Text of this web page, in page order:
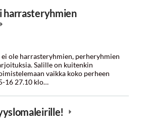
harrasteryhmien
ei ole harrasteryhmien, perheryhmien
Salille on kuitenkin
vaikka koko perheen
16 27.10 klo…